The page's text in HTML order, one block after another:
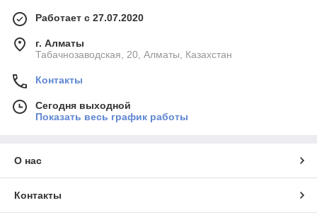
Работает с 27.07.2020
г. Алматы
Табачнозаводская, 20, Алматы, Казахстан
Контакты
Сегодня выходной
Показать весь график работы
О нас
Контакты